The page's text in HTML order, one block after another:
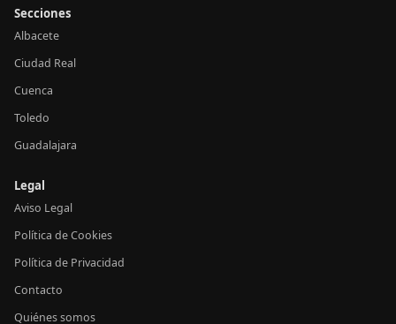
Secciones
Albacete
Ciudad Real
Cuenca
Toledo
Guadalajara
Legal
Aviso Legal
Política de Cookies
Política de Privacidad
Contacto
Quiénes somos